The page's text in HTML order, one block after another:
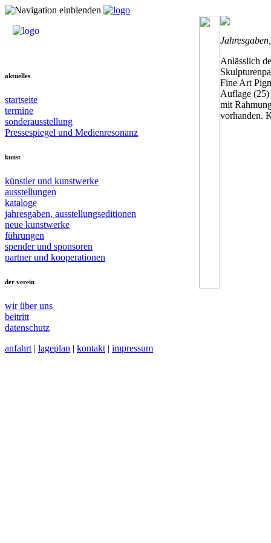
aktuelles
startseite
termine
sonderausstellung
Pressespiegel und Medienresonanz
kunst
künstler und kunstwerke
ausstellungen
kataloge
jahresgaben, ausstellungseditionen
neue kunstwerke
führungen
spender und sponsoren
partner und kooperationen
der verein
wir über uns
beitritt
datenschutz
anfahrt | lageplan | kontakt | impressum
Anlässlich
Fine Art
Auflage (25)
mit
vorhanden.